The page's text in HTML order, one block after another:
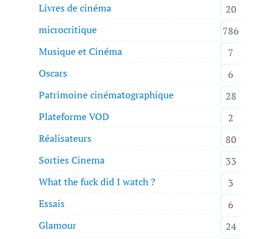
Livres de cinéma
20
microcritique
786
Musique et Cinéma
7
Oscars
6
Patrimoine cinématographique
28
Plateforme VOD
2
Réalisateurs
80
Sorties Cinema
33
What the fuck did I watch ?
3
Essais
6
Glamour
24